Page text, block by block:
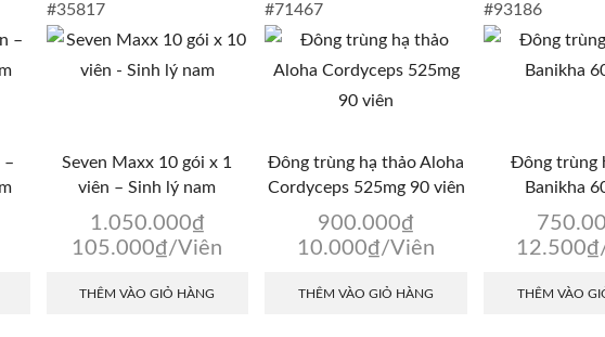
–
#35817
Seven Maxx 10 gói x 1
viên – Sinh lý nam
1.050.000₫
105.000₫/Viên
THÊM VÀO GIỎ HÀNG
#71467
Đông trùng hạ thảo Aloha
Cordyceps 525mg 90 viên
900.000₫
10.000₫/Viên
THÊM VÀO GIỎ HÀNG
#93186
Đông trùng
Banikha
12.500₫
THÊM VÀO